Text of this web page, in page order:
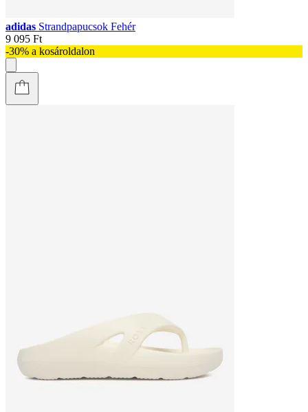
adidas Strandpapucsok Fehér
9 095 Ft
-30% a kosároldalon